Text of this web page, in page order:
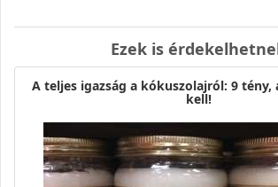
Ezek is
A teljes igazság a kókuszolajról: 9 tény,
kell!